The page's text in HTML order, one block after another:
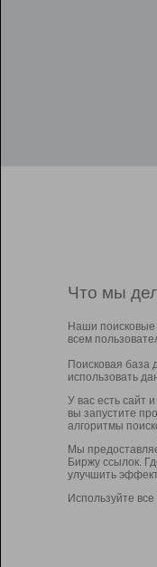
Что мы
Наши поисковые
всем
Поисковая база
использовать
У вас есть сайт
вы запустите
алгоритмы
Мы
Биржу ссылок.
улучшить
Используйте